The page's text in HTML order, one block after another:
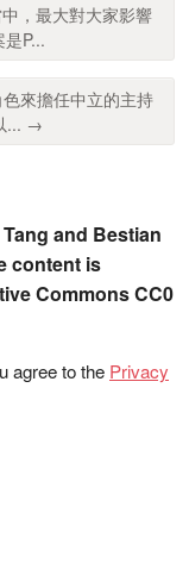
，最大對大家影響
P...
來擔任中立的主持
... →
and Bestian
content is
Commons CC0
agree to the Privacy